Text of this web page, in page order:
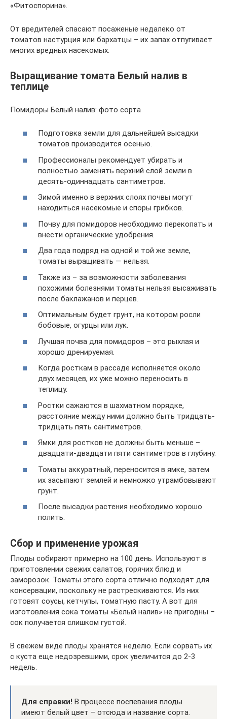
«Фитоспорина».
От вредителей спасают посаженые недалеко от
томатов настурция или бархатцы – их запах отпугивает
многих вредных насекомых.
Выращивание томата Белый налив в
теплице
Помидоры Белый налив: фото сорта
Подготовка земли для дальнейшей высадки
томатов производится осенью.
Профессионалы рекомендует убирать и
полностью заменять верхний слой земли в
десять-одиннадцать сантиметров.
Зимой именно в верхних слоях почвы могут
находиться насекомые и споры грибков.
Почву для помидоров необходимо перекопать и
внести органические удобрения.
Два года подряд на одной и той же земле,
томаты выращивать — нельзя.
Также из – за возможности заболевания
похожими болезнями томаты нельзя высаживать
после баклажанов и перцев.
Оптимальным будет грунт, на котором росли
бобовые, огурцы или лук.
Лучшая почва для помидоров – это рыхлая и
хорошо дренируемая.
Когда росткам в рассаде исполняется около
двух месяцев, их уже можно переносить в
теплицу.
Ростки сажаются в шахматном порядке,
расстояние между ними должно быть тридцать-
тридцать пять сантиметров.
Ямки для ростков не должны быть меньше –
двадцати-двадцати пяти сантиметров в глубину.
Томаты аккуратный, переносится в ямке, затем
их засыпают землей и немножко утрамбовывают
грунт.
После высадки растения необходимо хорошо
полить.
Сбор и применение урожая
Плоды собирают примерно на 100 день. Используют в
приготовлении свежих салатов, горячих блюд и
заморозок. Томаты этого сорта отлично подходят для
консервации, поскольку не растрескиваются. Из них
готовят соусы, кетчупы, томатную пасту. А вот для
изготовления сока томаты «Белый налив» не пригодны –
сок получается слишком густой.
В свежем виде плоды хранятся неделю. Если сорвать их
с куста еще недозревшими, срок увеличится до 2-3
недель.
Для справки! В процессе поспевания плоды
имеют белый цвет – отсюда и название сорта.